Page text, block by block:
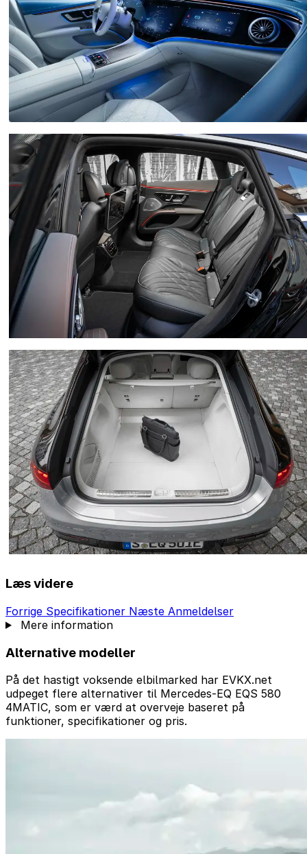
Læs videre
Forrige Specifikationer Næste Anmeldelser
Mere information
Alternative modeller
På det hastigt voksende elbilmarked har EVKX.net
udpeget flere alternativer til Mercedes-EQ EQS 580
4MATIC, som er værd at overveje baseret på
funktioner, specifikationer og pris.